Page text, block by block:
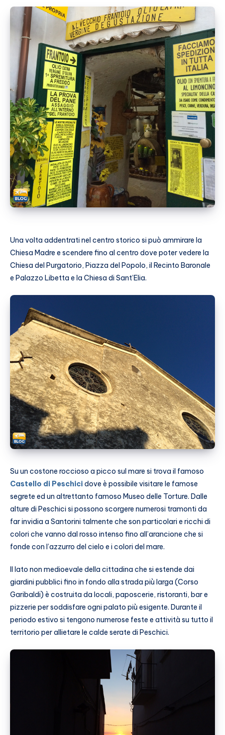
Una volta addentrati nel centro storico si può ammirare la
Chiesa Madre e scendere fino al centro dove poter vedere la
Chiesa del Purgatorio, Piazza del Popolo, il Recinto Baronale
e Palazzo Libetta e la Chiesa di Sant’Elia.
Su un costone roccioso a picco sul mare si trova il famoso
Castello di Peschicidove è possibile visitare le famose
segrete ed un altrettanto famoso Museo delle Torture. Dalle
alture di Peschici si possono scorgere numerosi tramonti da
far invidia a Santorini talmente che son particolari e ricchi di
colori che vanno dal rosso intenso fino all’arancione che si
fonde con l’azzurro del cielo e i colori del mare.
Il lato non medioevale della cittadina che si estende dai
giardini pubblici fino in fondo alla strada più larga (Corso
Garibaldi) è costruita da locali, paposcerie, ristoranti, bar e
pizzerie per soddisfare ogni palato più esigente. Durante il
periodo estivo si tengono numerose feste e attività su tutto il
territorio per allietare le calde serate di Peschici.